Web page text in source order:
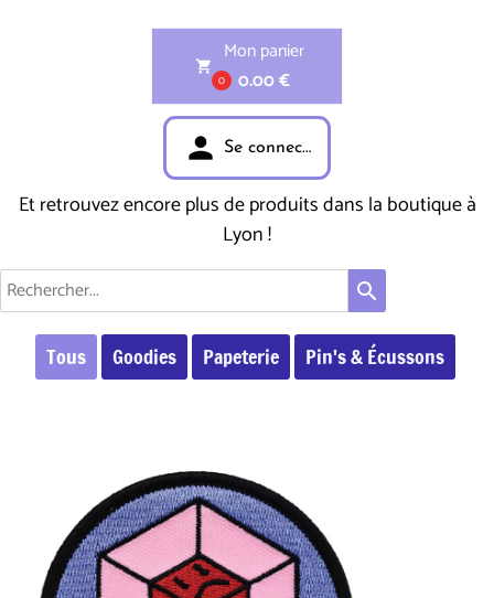
shopping_cart
0
Mon panier
0.00 €
person Se connecter
Et retrouvez encore plus de produits dans la boutique à
Lyon !
search
Tous Goodies Papeterie Pin's & Écussons